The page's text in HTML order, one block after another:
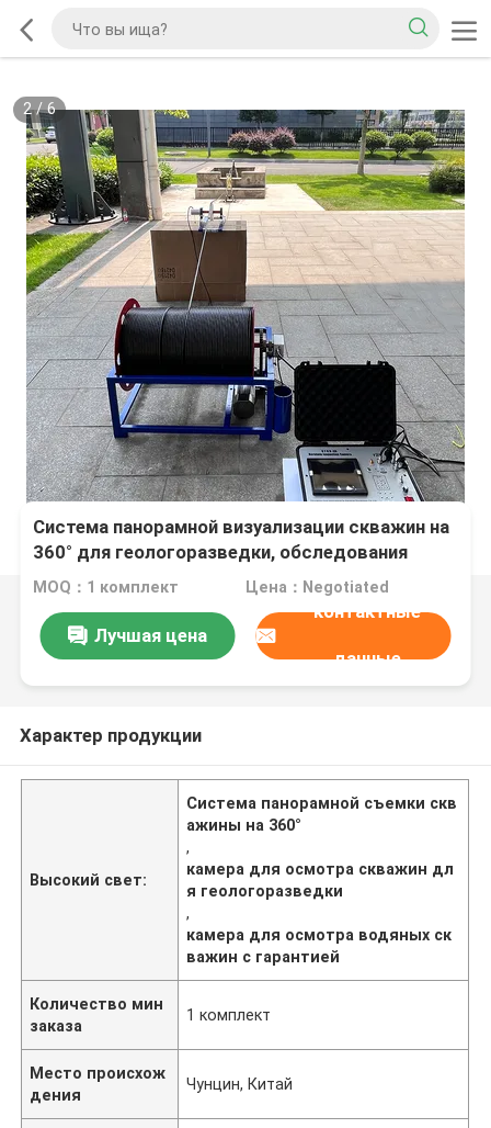
2/6
Система панорамной визуализации скважин на
360° для геологоразведки, обследования
водяных скважин и горных работ
MOQ：1 комплект Цена：Negotiated
Лучшая цена
контактные
данные
Характер продукции
Высокий свет:
Система панорамной съемки скв
ажины на 360°
,
камера для осмотра скважин дл
я геологоразведки
,
камера для осмотра водяных ск
важин с гарантией
Количество мин
заказа
1 комплект
Место происхож
дения
Чунцин, Китай